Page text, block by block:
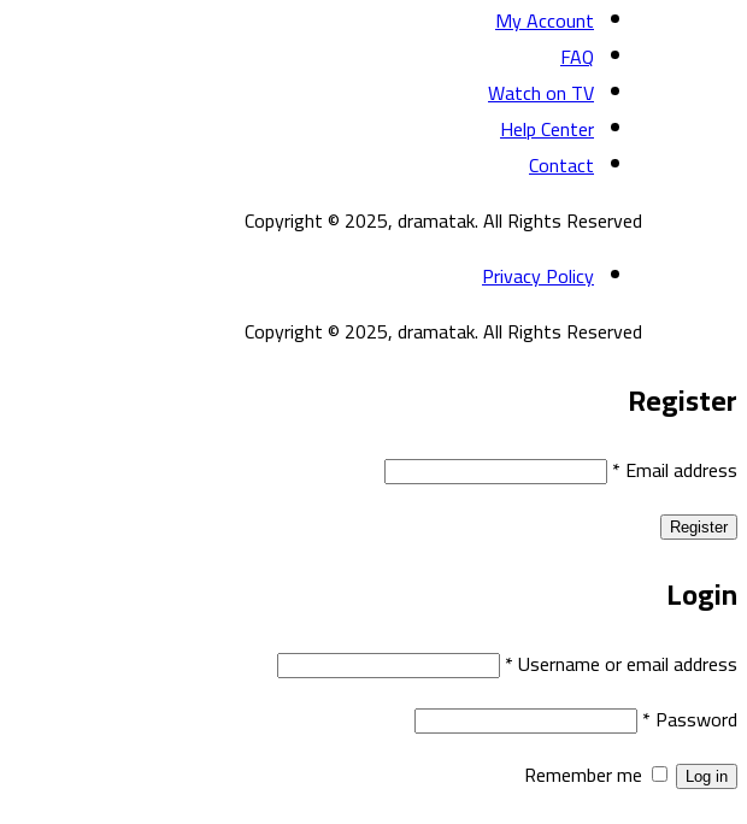
My Account
FAQ
Watch on TV
Help Center
Contact
Copyright © 2025, dramatak. All Rights Reserved
Privacy Policy
Copyright © 2025, dramatak. All Rights Reserved
Register
Email address
*
Register
Login
Username or email address
*
Password
*
Log in
Remember me